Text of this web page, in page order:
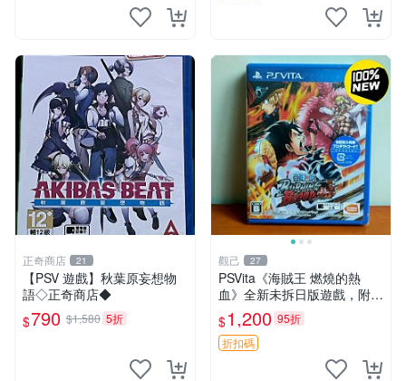
正奇商店 21
【PSV 遊戲】秋葉原妄想物
語◇正奇商店◆
$790 $1,580 5折
觀己 27
PSVita《海賊王 燃燒的熱
血》全新未拆日版遊戲，附原
盒保全新收藏 海賊王 PSVita
日版 游戲機
$1,200 95折
折扣碼